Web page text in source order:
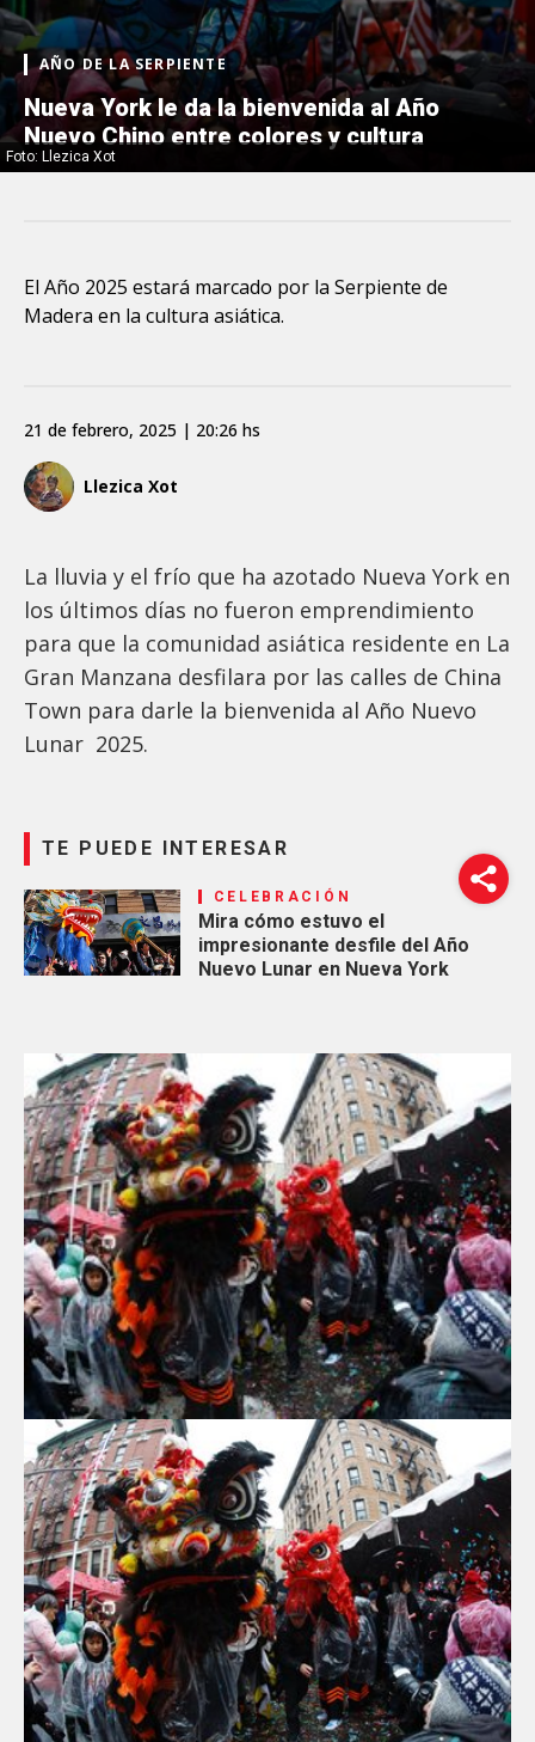
Foto: Llezica Xot
AÑO DE LA SERPIENTE
Nueva York le da la bienvenida al Año
Nuevo Chino entre colores y cultura
El Año 2025 estará marcado por la Serpiente de
Madera en la cultura asiática.
Llezica Xot
21 de febrero, 2025 | 20:26 hs
La lluvia y el frío que ha azotado Nueva York en
los últimos días no fueron emprendimiento
para que la comunidad asiática residente en La
Gran Manzana desfilara por las calles de China
Town para darle la bienvenida al Año Nuevo
Lunar 2025.
TE PUEDE INTERESAR
CELEBRACIÓN
Mira cómo estuvo el
impresionante desfile del Año
Nuevo Lunar en Nueva York